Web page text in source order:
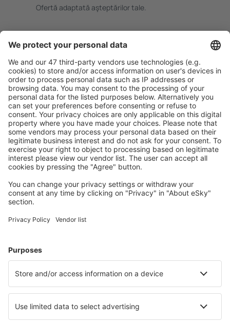
Ofertă adaptată aşteptărilor tale.
Rezervare fără griji cu opțiune gratuită de anulare.
Economiseşte mai mult
Prețuri atractive și oferte speciale pentru utilizatorii
conectați.
Cazarea preferată
Alege din peste 1,3 mil. de opţiuni: hoteluri, cabane,
apartamente și altele.
Cele mai căutate hoteluri de către utilizatorii eSky
Hoteluri în Franţa - Orașe populare
Hoteluri în Nisa
Hoteluri în Coudekerque-Branche Hoteluri în Mimizan
Hoteluri în Colmar Hoteluri în Saint-Jean-de-Monts